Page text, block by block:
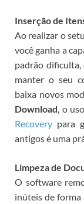
Inserção de
Ao realizar o
você ganha a
padrão dificulta,
manter o seu
baixa novos
Download, o
Recovery para
antigos é uma
Limpeza de
O software
inúteis de forma